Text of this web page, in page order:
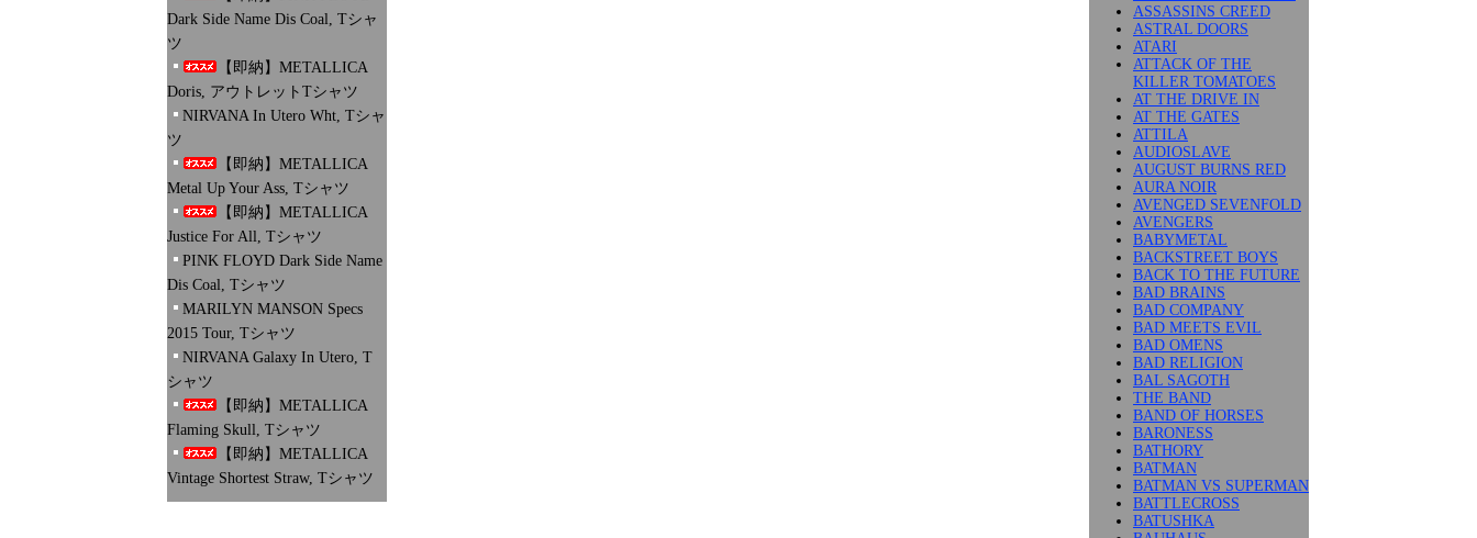
Dark Side Name Dis Coal, Tシャ
ツ
【即納】METALLICA
Doris, アウトレットTシャツ
NIRVANA In Utero Wht, Tシャ
ツ
【即納】METALLICA
Metal Up Your Ass, Tシャツ
【即納】METALLICA
Justice For All, Tシャツ
PINK FLOYD Dark Side Name
Dis Coal, Tシャツ
MARILYN MANSON Specs
2015 Tour, Tシャツ
NIRVANA Galaxy In Utero, T
シャツ
【即納】METALLICA
Flaming Skull, Tシャツ
【即納】METALLICA
Vintage Shortest Straw, Tシャツ
ASSASSINS CREED
ASTRAL DOORS
ATARI
ATTACK OF THE
KILLER TOMATOES
AT THE DRIVE IN
AT THE GATES
ATTILA
AUDIOSLAVE
AUGUST BURNS RED
AURA NOIR
AVENGED SEVENFOLD
AVENGERS
BABYMETAL
BACKSTREET BOYS
BACK TO THE FUTURE
BAD BRAINS
BAD COMPANY
BAD MEETS EVIL
BAD OMENS
BAD RELIGION
BAL SAGOTH
THE BAND
BAND OF HORSES
BARONESS
BATHORY
BATMAN
BATMAN VS SUPERMAN
BATTLECROSS
BATUSHKA